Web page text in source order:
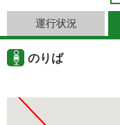
運行状況
のりば